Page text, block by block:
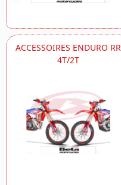
ACCESSOIRES ENDURO RR
4T/2T